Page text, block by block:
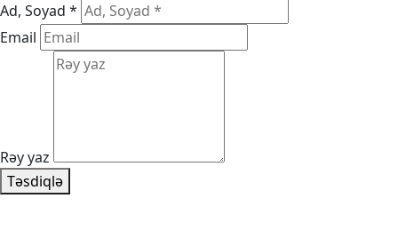
Ad, Soyad *
Email
Rəy yaz
Təsdiqlə